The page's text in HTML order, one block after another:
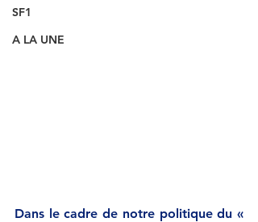
SF1
A LA UNE
Dans le cadre de notre politique du «